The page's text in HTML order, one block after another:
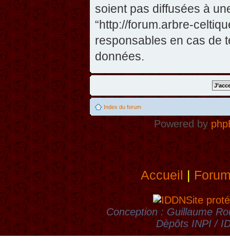
soient pas diffusées à
“http://forum.arbre-
responsables en cas de
données.
Index du forum
Powered by
Accueil|
Site
Conception : Guillaume
Dèpôts INPI /